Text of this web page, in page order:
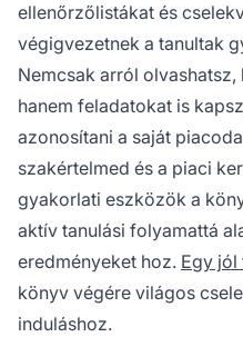
ellenőrzőlistákat és
végigvezetnek a tanultak
Nemcsak arról
hanem feladatokat is
azonosítani a saját
szakértelmed és a piaci
gyakorlati eszközök a
aktív tanulási folyamattá
eredményeket hoz. Egy
könyv végére világos
induláshoz.